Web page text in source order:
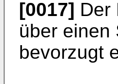
[0017] Der
über einen
bevorzugt